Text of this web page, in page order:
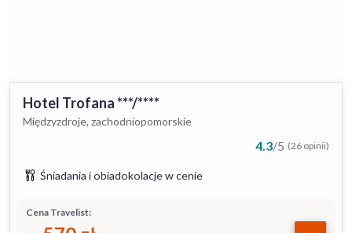
Hotel Trofana ***/****
Międzyzdroje, zachodniopomorskie
4.3/5 (26 opinii)
Śniadania i obiadokolacje w cenie
Cena Travelist: